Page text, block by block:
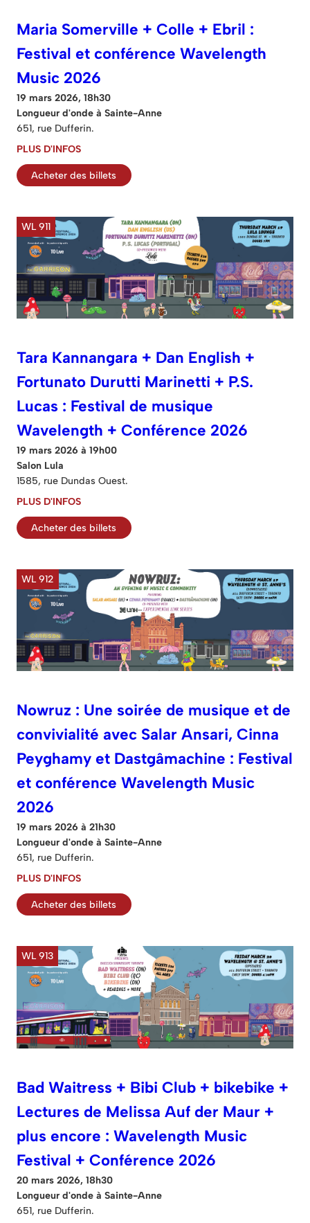
Maria Somerville + Colle + Ebril :
Festival et conférence Wavelength
Music 2026
19 mars 2026, 18h30
Longueur d'onde à Sainte-Anne
651, rue Dufferin.
PLUS D'INFOS
Acheter des billets
WL 911
Tara Kannangara + Dan English +
Fortunato Durutti Marinetti + P.S.
Lucas : Festival de musique
Wavelength + Conférence 2026
19 mars 2026 à 19h00
Salon Lula
1585, rue Dundas Ouest.
PLUS D'INFOS
Acheter des billets
WL 912
Nowruz : Une soirée de musique et de
convivialité avec Salar Ansari, Cinna
Peyghamy et Dastgâmachine : Festival
et conférence Wavelength Music
2026
19 mars 2026 à 21h30
Longueur d'onde à Sainte-Anne
651, rue Dufferin.
PLUS D'INFOS
Acheter des billets
WL 913
Bad Waitress + Bibi Club + bikebike +
Lectures de Melissa Auf der Maur +
plus encore : Wavelength Music
Festival + Conférence 2026
20 mars 2026, 18h30
Longueur d'onde à Sainte-Anne
651, rue Dufferin.